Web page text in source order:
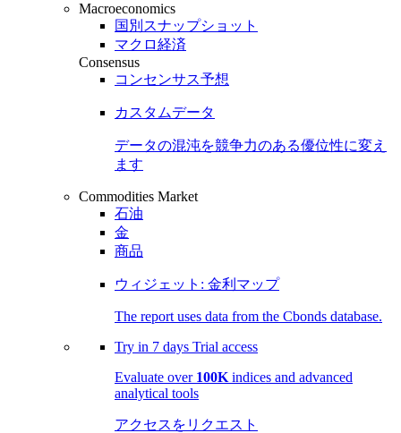
Macroeconomics
国別スナップショット
マクロ経済
Consensus
コンセンサス予想
カスタムデータ
データの混沌を競争力のある優位性に変え
ます
Commodities Market
石油
金
商品
ウィジェット: 金利マップ
The report uses data from the Cbonds database.
Try in 7 days Trial access
Evaluate over 100K indices and advanced
analytical tools
アクセスをリクエスト